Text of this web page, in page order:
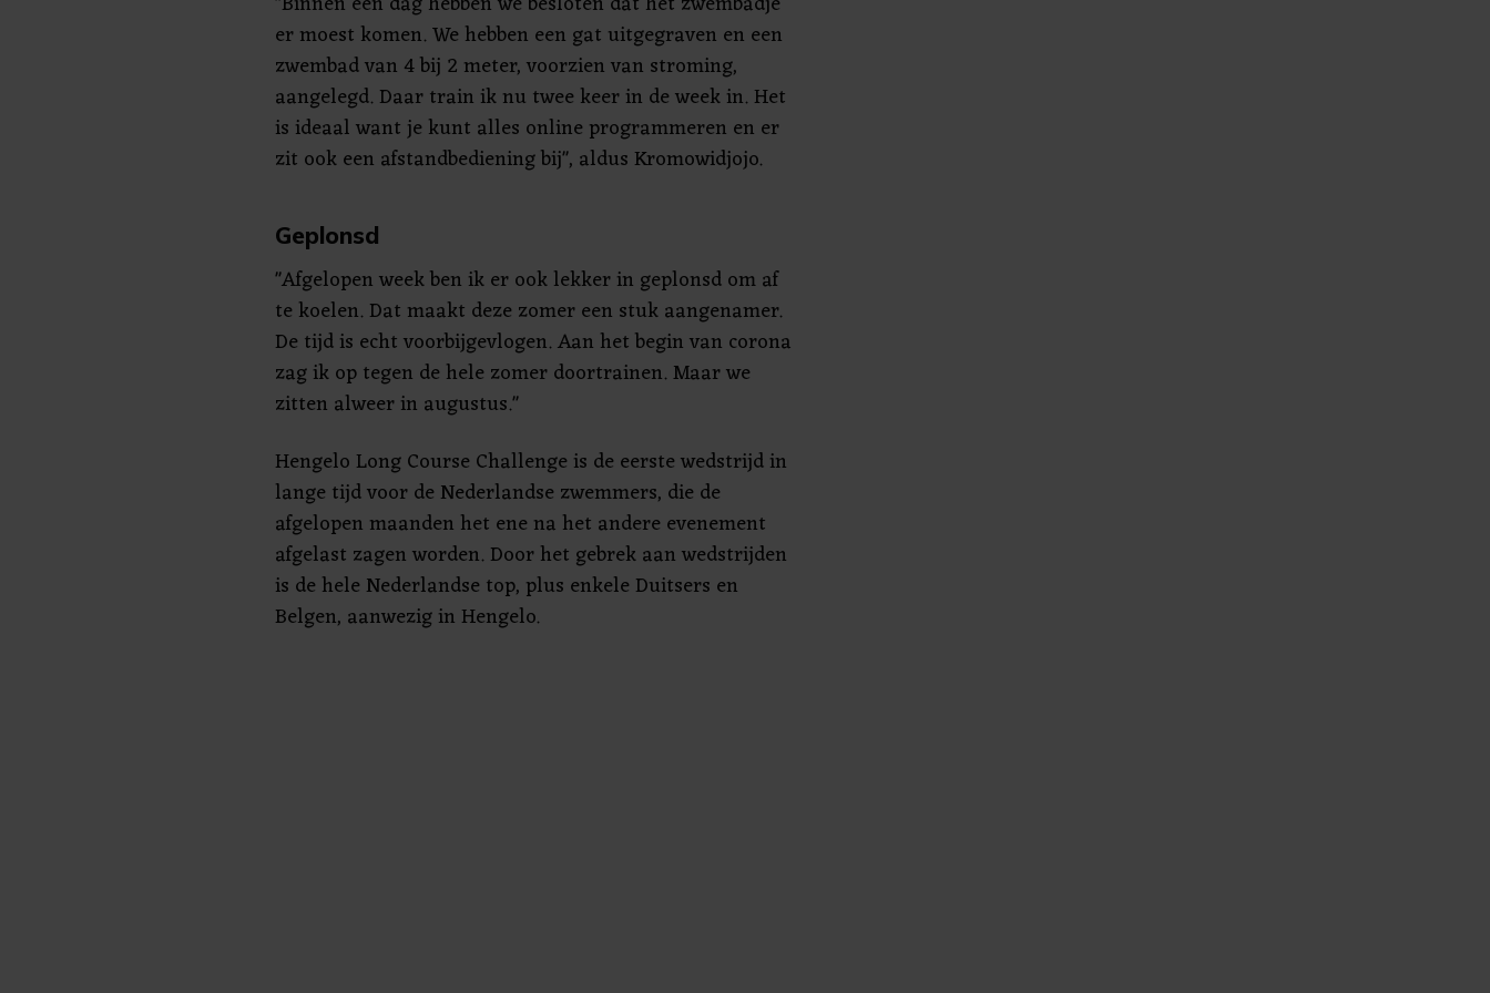
er moest komen. We hebben een gat uitgegraven en een
zwembad van 4 bij 2 meter, voorzien van stroming,
aangelegd. Daar train ik nu twee keer in de week in. Het
is ideaal want je kunt alles online programmeren en er
zit ook een afstandbediening bij", aldus Kromowidjojo.
Geplonsd
"Afgelopen week ben ik er ook lekker in geplonsd om af
te koelen. Dat maakt deze zomer een stuk aangenamer.
De tijd is echt voorbijgevlogen. Aan het begin van corona
zag ik op tegen de hele zomer doortrainen. Maar we
zitten alweer in augustus."
Hengelo Long Course Challenge is de eerste wedstrijd in
lange tijd voor de Nederlandse zwemmers, die de
afgelopen maanden het ene na het andere evenement
afgelast zagen worden. Door het gebrek aan wedstrijden
is de hele Nederlandse top, plus enkele Duitsers en
Belgen, aanwezig in Hengelo.